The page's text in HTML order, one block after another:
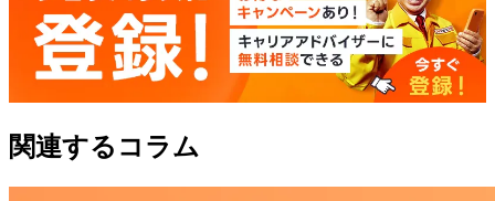
関連するコラム